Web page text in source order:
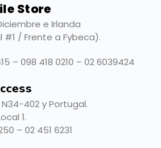
Store
e Irlanda
#1 / Frente a Fybeca).
– 098 418 0210 – 02 6039424
402 y Portugal.
1.
– 02 451 6231